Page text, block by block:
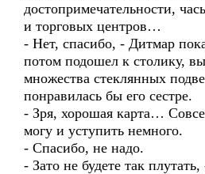
достопримечательности,
и торговых центров…
- Нет, спасибо, - Дитмар
потом подошел к столику,
множества стеклянных
понравилась бы его сестре.
- Зря, хорошая карта…
могу и уступить немного.
- Спасибо, не надо.
- Зато не будете так